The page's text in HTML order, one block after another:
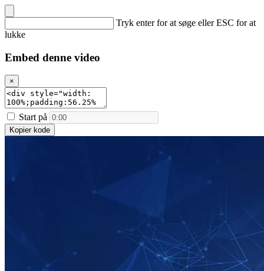
Tryk enter for at søge eller ESC for at
lukke
Embed denne video
×
Start på
Kopier kode